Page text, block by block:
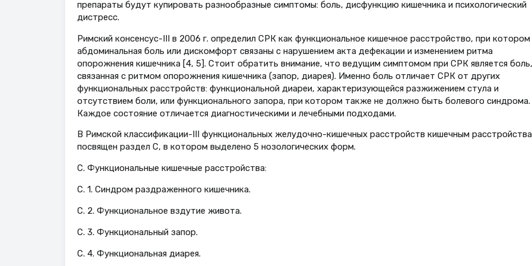
препараты будут купировать разнообразные симптомы: боль, дисфункцию кишечника и психологический
дистресс.
Римский консенсус-III в 2006 г. определил СРК как функциональное кишечное расстройство, при котором
абдоминальная боль или дискомфорт связаны с нарушением акта дефекации и изменением ритма
опорожнения кишечника [4, 5]. Стоит обратить внимание, что ведущим симптомом при СРК является боль,
связанная с ритмом опорожнения кишечника (запор, диарея). Именно боль отличает СРК от других
функциональных расстройств: функциональной диареи, характеризующейся разжижением стула и
отсутствием боли, или функционального запора, при котором также не должно быть болевого синдрома.
Каждое состояние отличается диагностическими и лечебными подходами.
В Римской классификации-III функциональных желудочно-кишечных расстройств кишечным
посвящен раздел С, в котором выделено 5 нозологических форм.
С. Функциональные кишечные расстройства:
С. 1. Синдром раздраженного кишечника.
С. 2. Функциональное вздутие живота.
С. 3. Функциональный запор.
С. 4. Функциональная диарея.